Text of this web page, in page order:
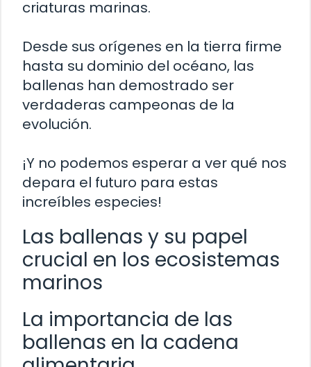
criaturas marinas.
Desde sus orígenes en la tierra firme
hasta su dominio del océano, las
ballenas han demostrado ser
verdaderas campeonas de la
evolución.
¡Y no podemos esperar a ver qué nos
depara el futuro para estas
increíbles especies!
Las ballenas y su papel
crucial en los ecosistemas
marinos
La importancia de las
ballenas en la cadena